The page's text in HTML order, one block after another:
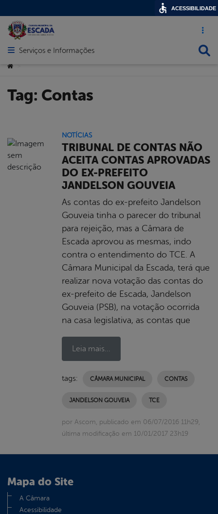
Acesso
Abrir menu principal de navegação
Serviços e Informações
Você está aqui:
Tag: Contas
NOTÍCIAS
TRIBUNAL DE CONTAS NÃO
ACEITA CONTAS APROVADAS
DO EX-PREFEITO
JANDELSON GOUVEIA
As contas do ex-prefeito Jandelson
Gouveia tinha o parecer do tribunal
para rejeição, mas a Câmara de
Escada aprovou as mesmas, indo
contra o entendimento do TCE. A
Câmara Municipal da Escada, terá que
realizar nova votação das contas do
ex-prefeito de Escada, Jandelson
Gouveia (PSB), na votação ocorrida
na casa legislativa, as contas que
Leia mais...
tags: CÂMARA MUNICIPAL CONTAS
JANDELSON GOUVEIA TCE
por Ascom, publicado em 06/07/2016 11h29,
última modificação em 10/01/2017 23h19
Mapa do Site
A Câmara
Acessibilidade
ACESSIBILIDADE